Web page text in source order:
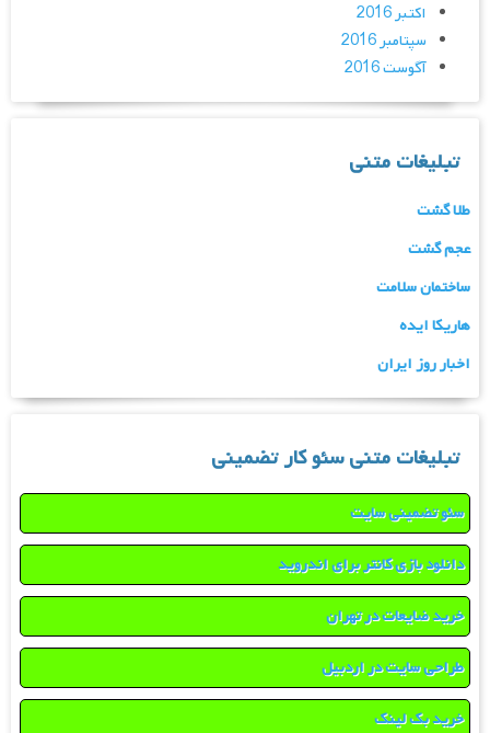
اکتبر 2016
سپتامبر 2016
آگوست 2016
تبلیغات متنی
طلا گشت
عجم گشت
ساختمان سلامت
هاریکا ایده
اخبار روز ایران
تبلیغات متنی سئو کار تضمینی
سئو تضمینی سایت
دانلود بازی کانتر برای اندروید
خرید ضایعات در تهران
طراحی سایت در اردبیل
خرید بک لینک